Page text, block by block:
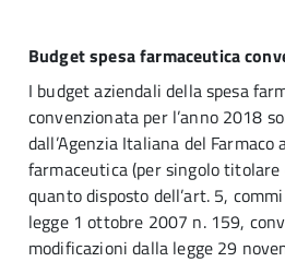
Budget spesa farmaceutica
I budget aziendali della spesa
convenzionata per l’anno 2018
dall’Agenzia Italiana del Farmaco
farmaceutica (per singolo titolare
quanto disposto dell’art. 5,
legge 1 ottobre 2007 n. 159,
modificazioni dalla legge 29